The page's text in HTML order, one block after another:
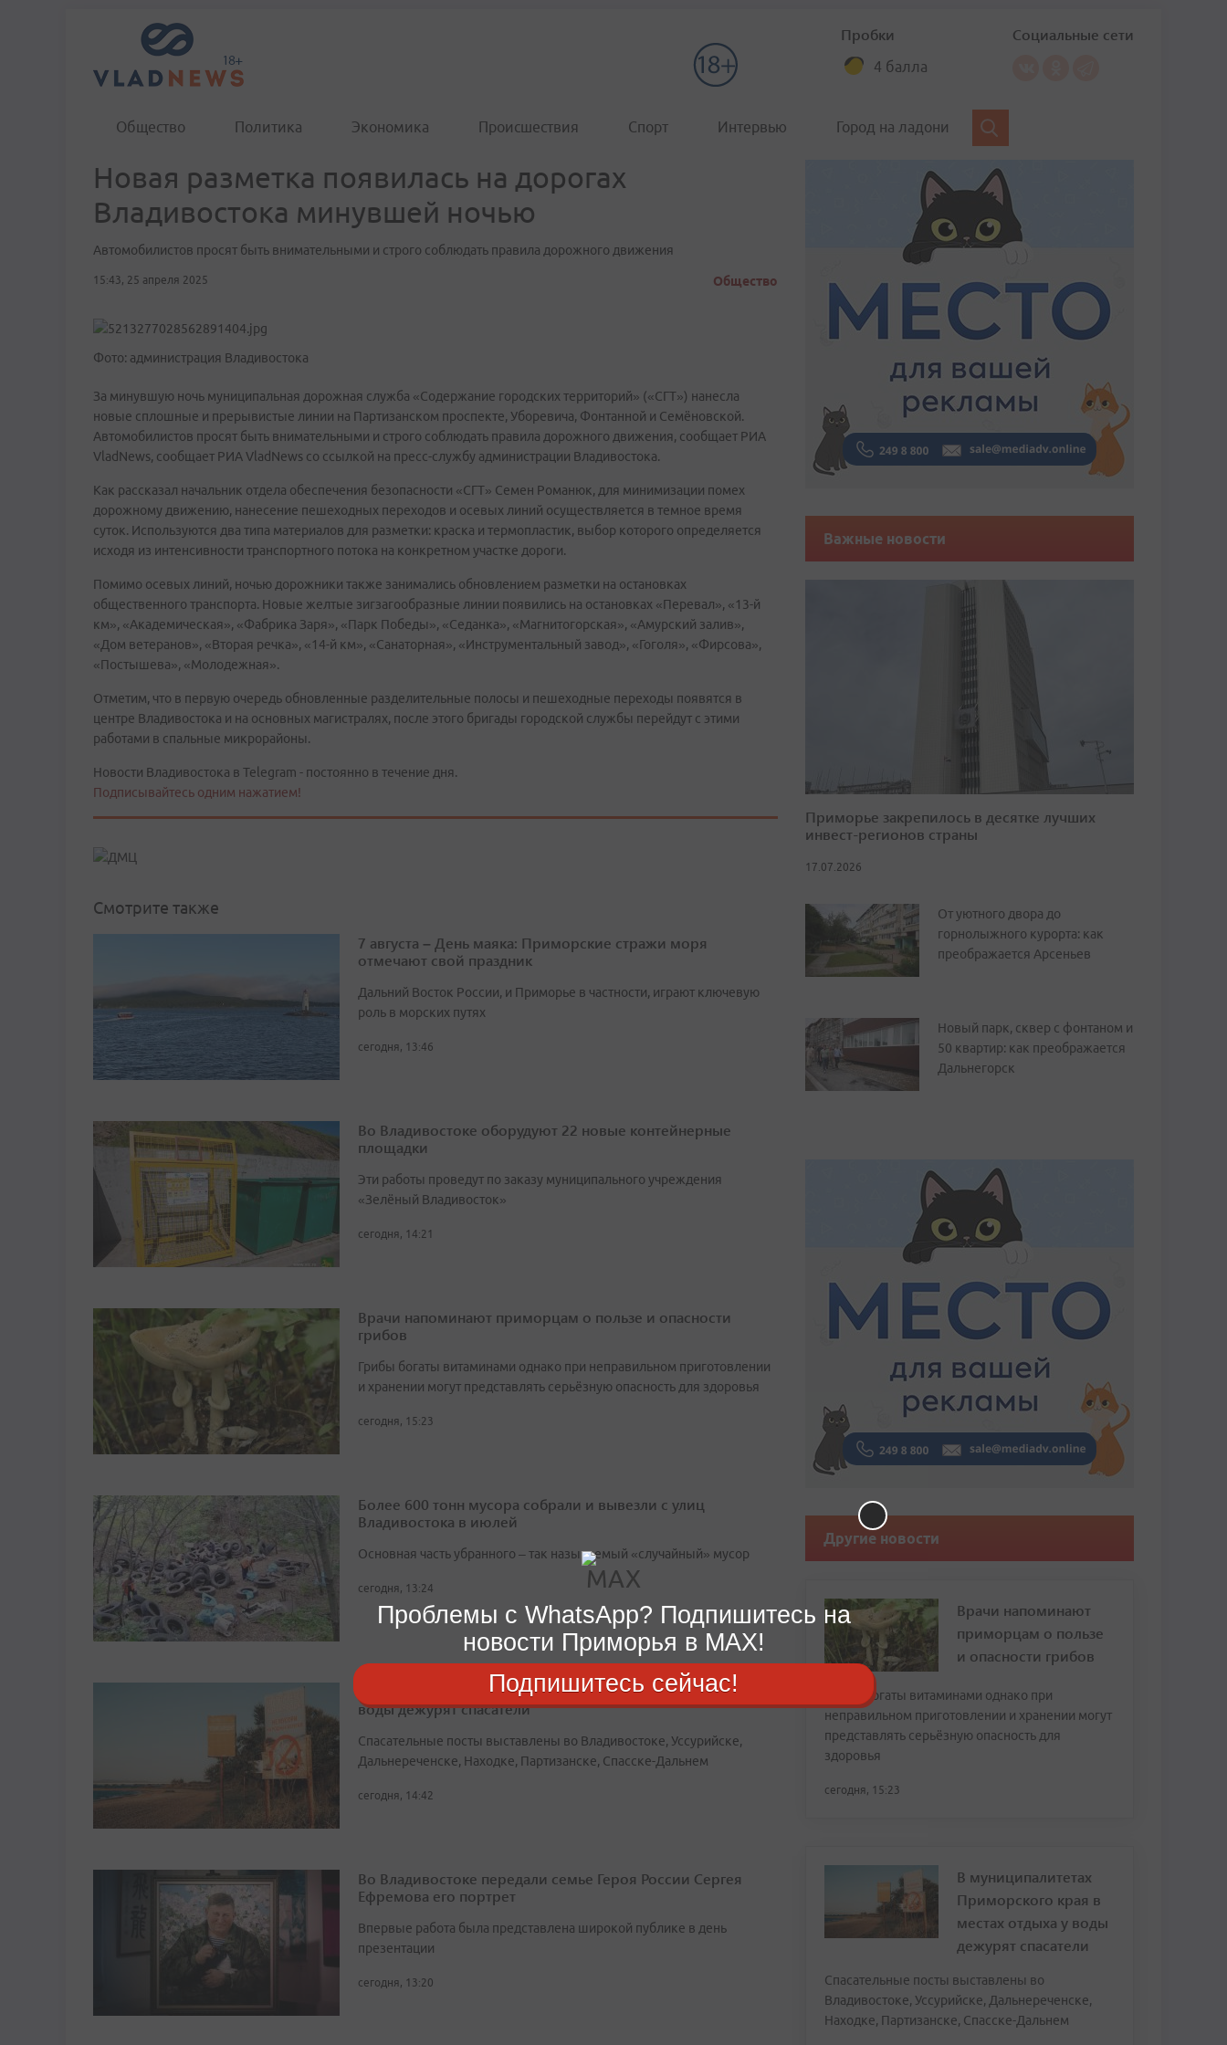
Пробки
4 балла
Социальные сети
Общество Политика Экономика Происшествия Спорт Интервью Город на ладони
Новая разметка появилась на дорогах
Владивостока минувшей ночью
Автомобилистов просят быть внимательными и строго соблюдать правила дорожного движения
15:43, 25 апреля 2025 Общество
Фото: администрация Владивостока
За минувшую ночь муниципальная дорожная служба «Содержание городских территорий» («СГТ») нанесла
новые сплошные и прерывистые линии на Партизанском проспекте, Уборевича, Фонтанной и Семёновской.
Автомобилистов просят быть внимательными и строго соблюдать правила дорожного движения, сообщает РИА
VladNews, сообщает РИА VladNews со ссылкой на пресс-службу администрации Владивостока.
Как рассказал начальник отдела обеспечения безопасности «СГТ» Семен Романюк, для минимизации помех
дорожному движению, нанесение пешеходных переходов и осевых линий осуществляется в темное время
суток. Используются два типа материалов для разметки: краска и термопластик, выбор которого определяется
исходя из интенсивности транспортного потока на конкретном участке дороги.
Помимо осевых линий, ночью дорожники также занимались обновлением разметки на остановках
общественного транспорта. Новые желтые зигзагообразные линии появились на остановках «Перевал», «13-й
км», «Академическая», «Фабрика Заря», «Парк Победы», «Седанка», «Магнитогорская», «Амурский залив»,
«Дом ветеранов», «Вторая речка», «14-й км», «Санаторная», «Инструментальный завод», «Гоголя», «Фирсова»,
«Постышева», «Молодежная».
Отметим, что в первую очередь обновленные разделительные полосы и пешеходные переходы появятся в
центре Владивостока и на основных магистралях, после этого бригады городской службы перейдут с этими
работами в спальные микрорайоны.
Новости Владивостока в Telegram - постоянно в течение дня.
Подписывайтесь одним нажатием!
Смотрите также
7 августа – День маяка: Приморские стражи моря
отмечают свой праздник
Дальний Восток России, и Приморье в частности, играют ключевую
роль в морских путях
сегодня, 13:46
Во Владивостоке оборудуют 22 новые контейнерные
площадки
Эти работы проведут по заказу муниципального учреждения
«Зелёный Владивосток»
сегодня, 14:21
Врачи напоминают приморцам о пользе и опасности
грибов
Грибы богаты витаминами однако при неправильном приготовлении
и хранении могут представлять серьёзную опасность для здоровья
сегодня, 15:23
Более 600 тонн мусора собрали и вывезли с улиц
Владивостока в июлей
Основная часть убранного – так называемый «случайный» мусор
сегодня, 13:24
В муниципалитетах Приморского края в местах отдыха у
воды дежурят спасатели
Спасательные посты выставлены во Владивостоке, Уссурийске,
Дальнереченске, Находке, Партизанске, Спасске-Дальнем
сегодня, 14:42
Во Владивостоке передали семье Героя России Сергея
Ефремова его портрет
Впервые работа была представлена широкой публике в день
презентации
сегодня, 13:20
Важные новости
Приморье закрепилось в десятке лучших
инвест-регионов страны
17.07.2026
От уютного двора до
горнолыжного курорта: как
преображается Арсеньев
Новый парк, сквер с фонтаном и
50 квартир: как преображается
Дальнегорск
Другие новости
Врачи напоминают
приморцам о пользе
и опасности грибов
Грибы богаты витаминами однако при
неправильном приготовлении и хранении могут
представлять серьёзную опасность для
здоровья
сегодня, 15:23
В муниципалитетах
Приморского края в
местах отдыха у воды
дежурят спасатели
Спасательные посты выставлены во
Владивостоке, Уссурийске, Дальнереченске,
Находке, Партизанске, Спасске-Дальнем
Проблемы с WhatsApp? Подпишитесь на
новости Приморья в MAX!
Подпишитесь сейчас!